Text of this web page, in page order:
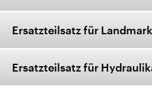
Ersatzteilsatz für
Ersatzteilsatz für